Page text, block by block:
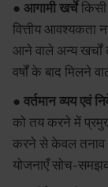
● आगामी खर्चे
वित्तीय आवश्यकता
आने वाले अन्य
वर्षों के बाद मिलने
● वर्तमान व्यय एवं
को तय करने में
करने से केवल तनाव
योजनाएँ सोच-